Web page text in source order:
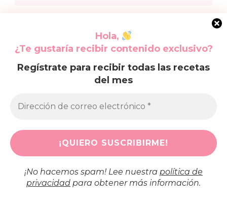
Hola,
¿Te gustaría recibir contenido exclusivo?
Regístrate para recibir todas las recetas
del mes
¡No hacemos spam! Lee nuestra política de
privacidad para obtener más información.
Pedro en Tostada de aguacate y queso, un brunch que no
Receta de tortilla de berenjenas, explicada para
Cómo preparar muffins fáciles y esponjosos en